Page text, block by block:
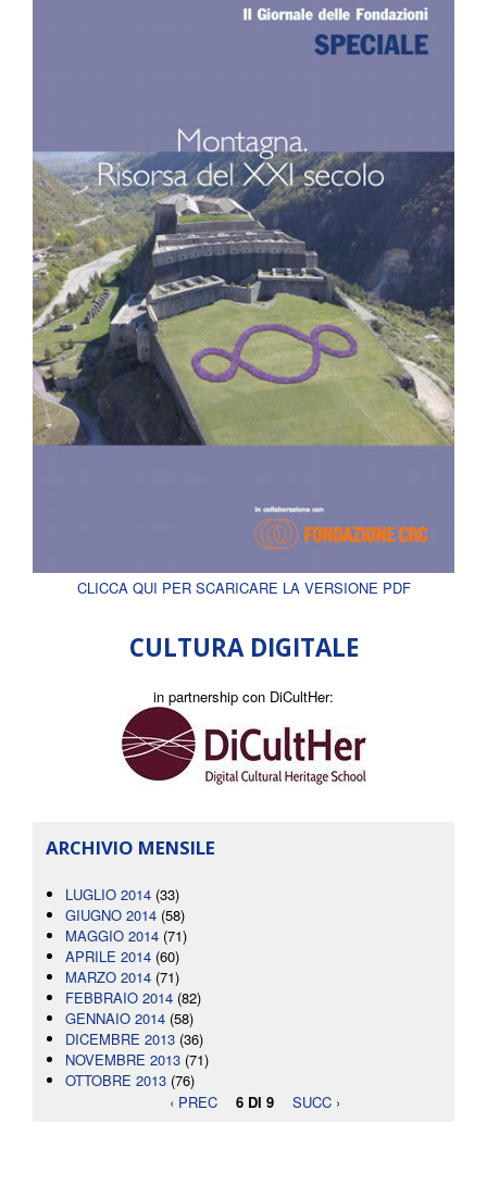
CLICCA QUI PER SCARICARE LA VERSIONE PDF
CULTURA DIGITALE
in partnership con DiCultHer:
ARCHIVIO MENSILE
LUGLIO 2014 (33)
GIUGNO 2014 (58)
MAGGIO 2014 (71)
APRILE 2014 (60)
MARZO 2014 (71)
FEBBRAIO 2014 (82)
GENNAIO 2014 (58)
DICEMBRE 2013 (36)
NOVEMBRE 2013 (71)
OTTOBRE 2013 (76)
‹ PREC
6 DI 9 SUCC ›